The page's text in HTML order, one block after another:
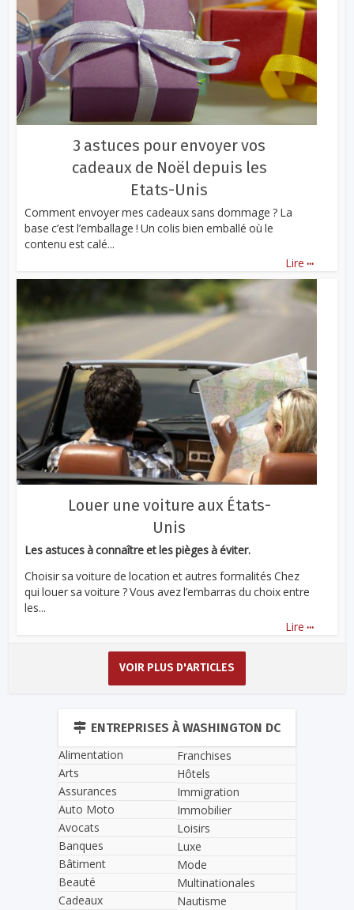
3 astuces pour envoyer vos
cadeaux de Noël depuis les
Etats-Unis
Comment envoyer mes cadeaux sans dommage ? La
base c’est l’emballage ! Un colis bien emballé où le
contenu est calé...
Lire ...
Louer une voiture aux États-
Unis
Les astuces à connaître et les pièges à éviter.
Choisir sa voiture de location et autres formalités Chez
qui louer sa voiture ? Vous avez l’embarras du choix entre
les...
Lire ...
VOIR PLUS D'ARTICLES
ENTREPRISES À WASHINGTON DC
Alimentation
Arts
Assurances
Auto Moto
Avocats
Banques
Bâtiment
Beauté
Cadeaux
Franchises
Hôtels
Immigration
Immobilier
Loisirs
Luxe
Mode
Multinationales
Nautisme